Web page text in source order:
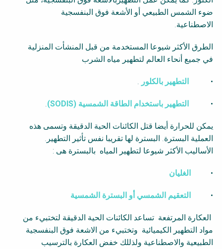
ضوء الشمس الطبيعي أو الأشعة فوق البنفسجية
الاصطناعية.
الطرق الأكثر شيوعا المستخدمة من قبل المنشأت المنزلية
في جميع أنحاء العالم لتطهير مياه الشرب
• التطهير بالكلور .
• التطهير باستخدام الطاقة الشمسية (SODIS
)
.
يمكن للحرارة أيضا قتل الكائنات الحية الدقيقة وتسمى هذه
العملية البسترة. البسترة لها تقريبا نفس تأثير التطهير.
الأساليب الأكثر شيوعا لتطهير المياه بالبسترة هى :
• الغليان
• التعقيم الشمسي أو البسترة الشمسية
العكارة المرتفعة تساعد الكائنات الحية الدقيقة لتختبيء من
مواد التطهير الكيميائية وتختبيء من الاشعة فوق البنفسجية
الطبيعية والاصطناعية ولذللك خفض العكارة بالترسيب